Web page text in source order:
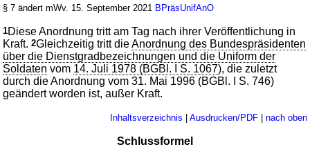
§ 7 ändert mWv. 15. September 2021 BPräsUnifAnO
1Diese Anordnung tritt am Tag nach ihrer Veröffentlichung in
Kraft.2Gleichzeitig tritt dieAnordnung des Bundespräsidenten
über die Dienstgradbezeichnungen und die Uniform der
Soldaten vom 14. Juli 1978 (BGBl. I S. 1067), die zuletzt
durch die Anordnung vom 31. Mai 1996 (BGBl. I S. 746)
geändert worden ist, außer Kraft.
Inhaltsverzeichnis | Ausdrucken/PDF| nach oben
Schlussformel